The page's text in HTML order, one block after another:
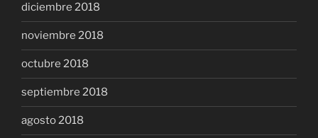
diciembre 2018
noviembre 2018
octubre 2018
septiembre 2018
agosto 2018